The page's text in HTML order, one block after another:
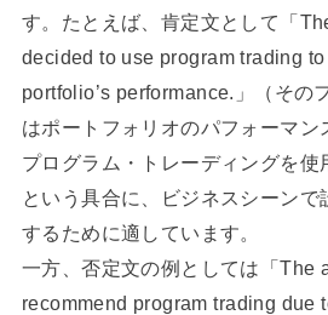
す。たとえば、肯定文として「
decided to use program trading
portfolio’s performance.」（その
はポートフォリオのパフォーマン
プログラム・トレーディングを使
という具合に、ビジネスシーン
するために適しています。
一方、否定文の例としては「The
recommend program trading due